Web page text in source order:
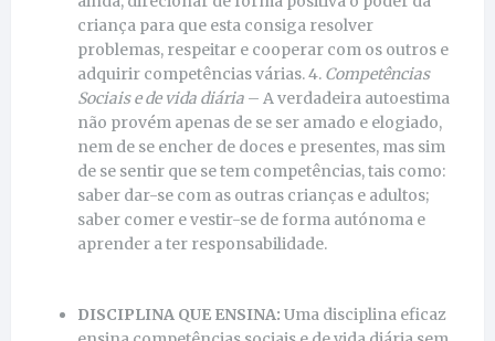
criança para que esta consiga resolver
problemas, respeitar e cooperar com os outros e
adquirir competências várias. 4. Competências
Sociais e de vida diária – A verdadeira autoestima
não provém apenas de se ser amado e elogiado,
nem de se encher de doces e presentes, mas sim
de se sentir que se tem competências, tais como:
saber dar-se com as outras crianças e adultos;
saber comer e vestir-se de forma autónoma e
aprender a ter responsabilidade.
DISCIPLINA QUE ENSINA: Uma disciplina eficaz